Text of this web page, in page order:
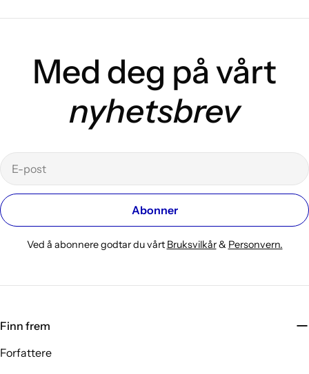
Med deg på vårt
nyhetsbrev
E-
post
Abonner
Ved å abonnere godtar du vårt Bruksvilkår& Personvern.
Finn frem
Forfattere